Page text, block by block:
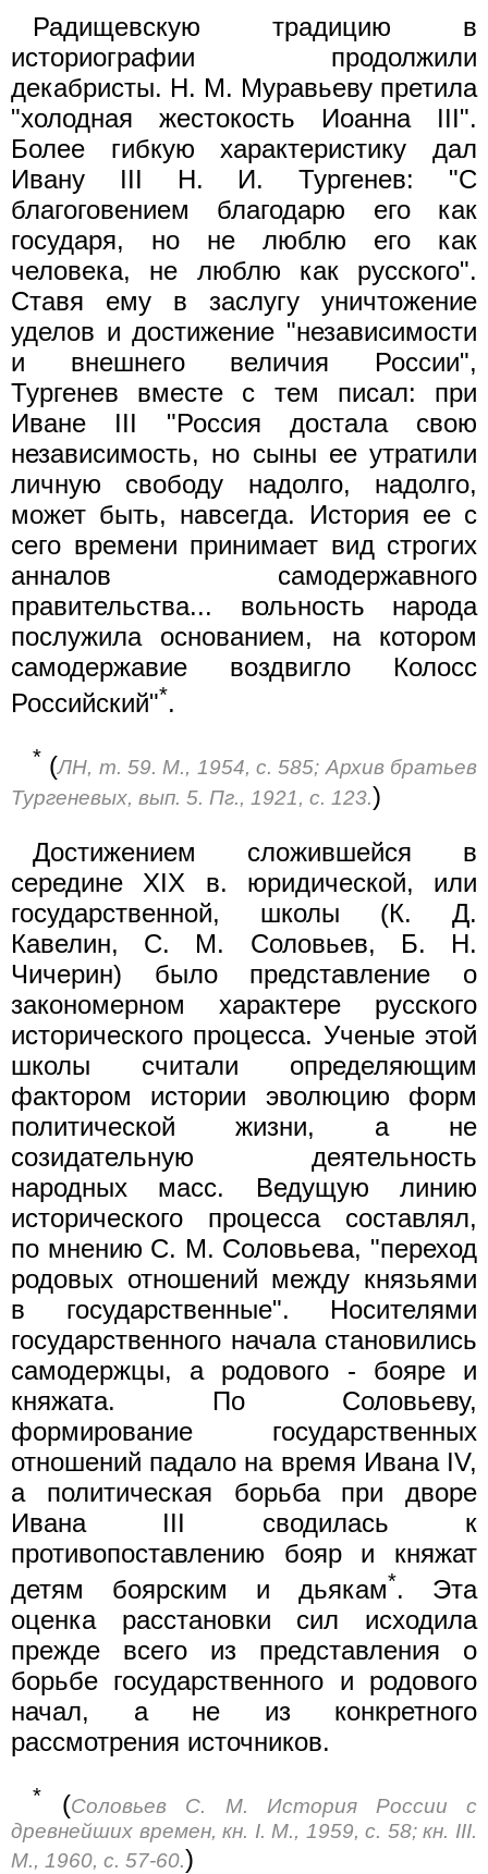
Радищевскую традицию в
историографии продолжили
декабристы. Н. М. Муравьеву претила
"холодная жестокость Иоанна III".
Более гибкую характеристику дал
Ивану III Н. И. Тургенев: "С
благоговением благодарю его как
государя, но не люблю его как
человека, не люблю как русского".
Ставя ему в заслугу уничтожение
уделов и достижение "независимости
и внешнего величия России",
Тургенев вместе с тем писал: при
Иване III "Россия достала свою
независимость, но сыны ее утратили
личную свободу надолго, надолго,
может быть, навсегда. История ее с
сего времени принимает вид строгих
анналов самодержавного
правительства... вольность народа
послужила основанием, на котором
самодержавие воздвигло Колосс
Российский"*.
* (ЛН, т. 59. М., 1954, с. 585; Архив братьев
Тургеневых, вып. 5. Пг., 1921, с. 123.)
Достижением сложившейся в
середине XIX в. юридической, или
государственной, школы (К. Д.
Кавелин, С. М. Соловьев, Б. Н.
Чичерин) было представление о
закономерном характере русского
исторического процесса. Ученые этой
школы считали определяющим
фактором истории эволюцию форм
политической жизни, а не
созидательную деятельность
народных масс. Ведущую линию
исторического процесса составлял,
по мнению С. М. Соловьева, "переход
родовых отношений между князьями
в государственные". Носителями
государственного начала становились
самодержцы, а родового - бояре и
княжата. По Соловьеву,
формирование государственных
отношений падало на время Ивана IV,
а политическая борьба при дворе
Ивана III сводилась к
противопоставлению бояр и княжат
детям боярским и дьякам*. Эта
оценка расстановки сил исходила
прежде всего из представления о
борьбе государственного и родового
начал, а не из конкретного
рассмотрения источников.
* (Соловьев С. М. История России с
древнейших времен, кн. I. М., 1959, с. 58; кн. III.
М., 1960, с. 57-60.)